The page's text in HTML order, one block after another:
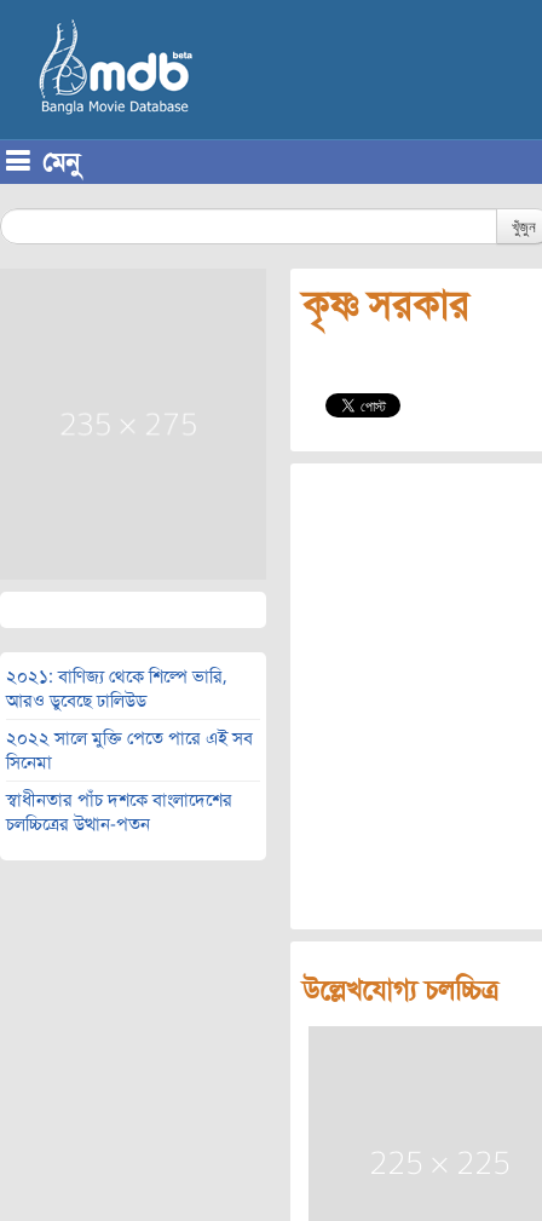
মেনু
খুঁজুন
২০২১: বাণিজ্য থেকে শিল্পে ভারি,
আরও ডুবেছে ঢালিউড
২০২২ সালে মুক্তি পেতে পারে এই সব
সিনেমা
স্বাধীনতার পাঁচ দশকে বাংলাদেশের
চলচ্চিত্রের উত্থান-পতন
কৃষ্ণ সরকার
উল্লেখযোগ্য চলচ্চিত্র